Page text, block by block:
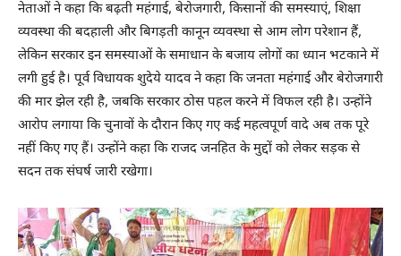
नेताओं ने कहा कि बढ़ती महंगाई, बेरोजगारी, किसानों की समस्याएं, शिक्षा
व्यवस्था की बदहाली और बिगड़ती कानून व्यवस्था से आम लोग परेशान हैं,
लेकिन सरकार इन समस्याओं के समाधान के बजाय लोगों का ध्यान भटकाने में
लगी हुई है। पूर्व विधायक शुदेये यादव ने कहा कि जनता महंगाई और बेरोजगारी
की मार झेल रही है, जबकि सरकार ठोस पहल करने में विफल रही है। उन्होंने
आरोप लगाया कि चुनावों के दौरान किए गए कई महत्वपूर्ण वादे अब तक पूरे
नहीं किए गए हैं। उन्होंने कहा कि राजद जनहित के मुद्दों को लेकर सड़क से
सदन तक संघर्ष जारी रखेगा।